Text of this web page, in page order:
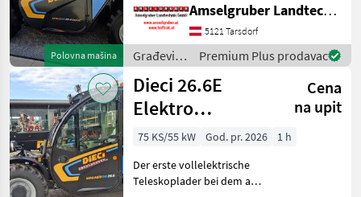
Polovna mašina
Teleskopladermarkt. 100 %
Elektro! -Größte Kabine
(Baugleich vom Modell 26.6
Mini Agri) -Echt
Amselgruber Landtechnik GmbH
5121 Tarsdorf
Građevinski
strojevi /
Dieci
Premium Plus prodavac
Dieci 26.6E
Elektro
Teleskoplader
Österreichpaket
Cena
na upit
75 KS/55 kW God. pr. 2026
1 h
Der erste vollelektrische
Teleskoplader bei dem an